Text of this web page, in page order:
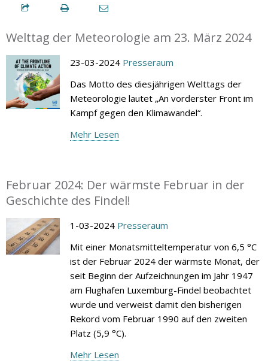
Welttag der Meteorologie am 23. März 2024
23-03-2024 Presseraum
Das Motto des diesjährigen Welttags der
Meteorologie lautet „An vorderster Front im
Kampf gegen den Klimawandel“.
Mehr Lesen
Februar 2024: Der wärmste Februar in der
Geschichte des Findel!
1-03-2024 Presseraum
Mit einer Monatsmitteltemperatur von 6,5 °C
ist der Februar 2024 der wärmste Monat, der
seit Beginn der Aufzeichnungen im Jahr 1947
am Flughafen Luxemburg-Findel beobachtet
wurde und verweist damit den bisherigen
Rekord vom Februar 1990 auf den zweiten
Platz (5,9 °C).
Mehr Lesen